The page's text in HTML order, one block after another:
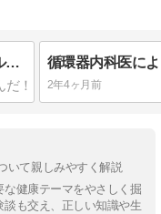
循環器内科医による労働衛生コンサルタント試験（保健衛生）合格体験記④試験準備総論
2年4ヶ月前
いて親しみやすく解説
健康テーマをやさしく掘
談も交え、正しい知識や生